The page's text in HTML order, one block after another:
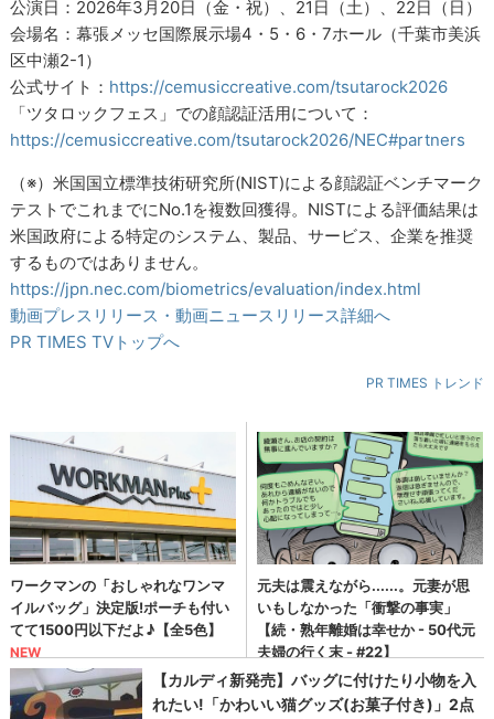
公演日：2026年3月20日（金・祝）、21日（土）、22日（日）
会場名：幕張メッセ国際展示場4・5・6・7ホール（千葉市美浜
区中瀬2-1）
公式サイト： https://cemusiccreative.com/tsutarock2026
「ツタロックフェス」での顔認証活用について：
https://cemusiccreative.com/tsutarock2026/NEC#partners
（※）米国国立標準技術研究所(NIST)による顔認証ベンチマーク
テストでこれまでにNo.1を複数回獲得。NISTによる評価結果は
米国政府による特定のシステム、製品、サービス、企業を推奨
するものではありません。
https://jpn.nec.com/biometrics/evaluation/index.html
動画プレスリリース・動画ニュースリリース詳細へ
PR TIMES TVトップへ
PR TIMES トレンド